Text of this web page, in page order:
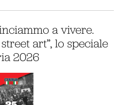
a vivere.
art”, lo speciale
2026